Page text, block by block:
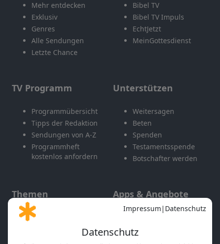
Mehr entdecken
Exklusiv
Genres
Alle Sendungen
Letzte Chance
Bibel TV
Bibel TV Impuls
EchtJetzt
MeinGottesdienst
TV Programm
Programmübersicht
Tipps der Redaktion
Sendungen von A-Z
Programmheft
kostenlos anfordern
Unterstützen
Weitersagen
Beten
Spenden
Testamentsspende
Botschafter werden
Themen
Gott und Bibel erklärt
Apps & Angebote
Mobile App